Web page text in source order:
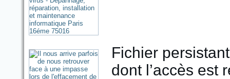
Fichier
dont l’accès est